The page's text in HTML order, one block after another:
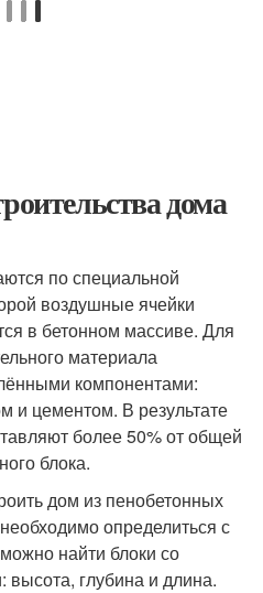
дома
по специальной
воздушные ячейки
в бетонном массиве. Для
материала
компонентами:
и цементом. В результате
более 50% от общей
блока.
дом из пенобетонных
определиться с
найти блоки со
глубина и длина.